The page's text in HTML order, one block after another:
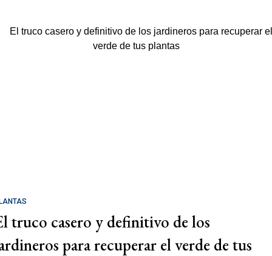
truco casero y definitivo de los
para recuperar el verde de tus